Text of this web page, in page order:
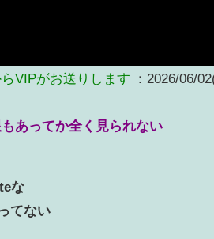
VIPがお送りします ：2026/06/
あってか全く見られない
な
てない